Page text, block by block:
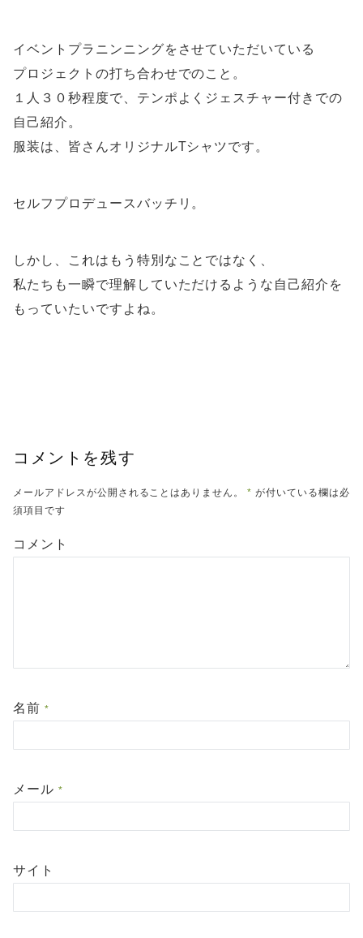
イベントプラニンニングをさせていただいている
プロジェクトの打ち合わせでのこと。
１人３０秒程度で、テンポよくジェスチャー付きでの
自己紹介。
服装は、皆さんオリジナルTシャツです。
セルフプロデュースバッチリ。
しかし、これはもう特別なことではなく、
私たちも一瞬で理解していただけるような自己紹介を
もっていたいですよね。
コメントを残す
メールアドレスが公開されることはありません。 * が付いている欄は必
須項目です
コメント
名前 *
メール *
サイト